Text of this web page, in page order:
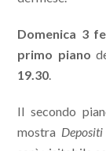
Domenica 3
primo piano
19.30.
Il secondo
mostra